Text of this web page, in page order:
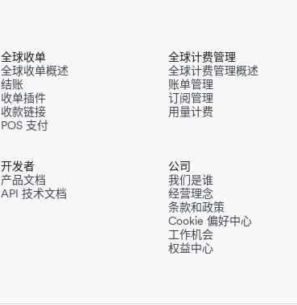
全球收单
全球收单概述
结账
收单插件
收款链接
POS 支付
全球计费管理
全球计费管理概述
账单管理
订阅管理
用量计费
开发者
产品文档
API 技术文档
公司
我们是谁
经营理念
条款和政策
Cookie 偏好中心
工作机会
权益中心